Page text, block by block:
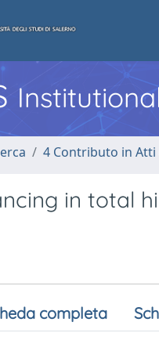
4 Contributo in Atti
in total
completa